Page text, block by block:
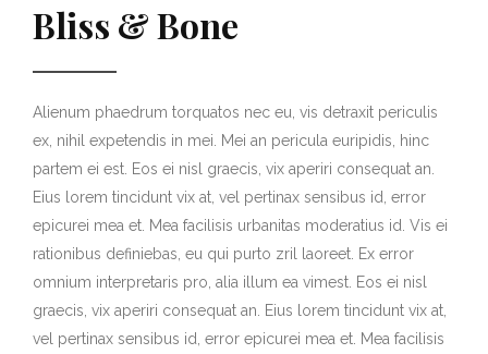
Bliss & Bone
Alienum phaedrum torquatos nec eu, vis detraxit periculis
ex, nihil expetendis in mei. Mei an pericula euripidis, hinc
partem ei est. Eos ei nisl graecis, vix aperiri consequat an.
Eius lorem tincidunt vix at, vel pertinax sensibus id, error
epicurei mea et. Mea facilisis urbanitas moderatius id. Vis ei
rationibus definiebas, eu qui purto zril laoreet. Ex error
omnium interpretaris pro, alia illum ea vimest. Eos ei nisl
graecis, vix aperiri consequat an. Eius lorem tincidunt vix at,
vel pertinax sensibus id, error epicurei mea et. Mea facilisis